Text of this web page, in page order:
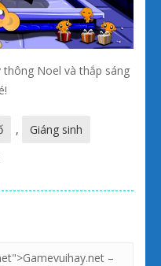
Noel và thắp sáng
, Giáng sinh